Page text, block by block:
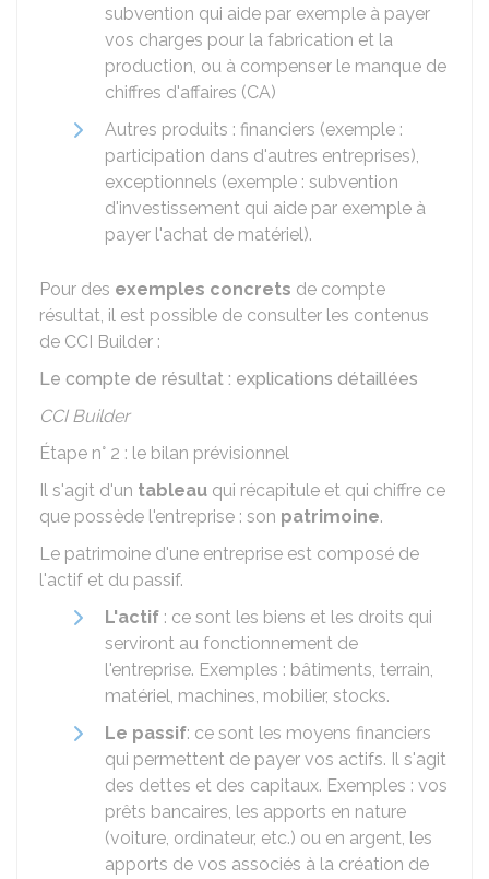
subvention qui aide par exemple à payer
vos charges pour la fabrication et la
production, ou à compenser le manque de
chiffres d'affaires (CA)
Autres produits : financiers (exemple :
participation dans d'autres entreprises),
exceptionnels (exemple : subvention
d'investissement qui aide par exemple à
payer l'achat de matériel).
Pour des exemples concrets de compte
résultat, il est possible de consulter les contenus
de CCI Builder :
Le compte de résultat : explications détaillées
CCI Builder
Étape n° 2 : le bilan prévisionnel
Il s'agit d'un tableau qui récapitule et qui chiffre ce
que possède l'entreprise : son patrimoine.
Le patrimoine d'une entreprise est composé de
l'actif et du passif.
L'actif : ce sont les biens et les droits qui
serviront au fonctionnement de
l'entreprise. Exemples : bâtiments, terrain,
matériel, machines, mobilier, stocks.
Le passif: ce sont les moyens financiers
qui permettent de payer vos actifs. Il s'agit
des dettes et des capitaux. Exemples : vos
prêts bancaires, les apports en nature
(voiture, ordinateur, etc.) ou en argent, les
apports de vos associés à la création de